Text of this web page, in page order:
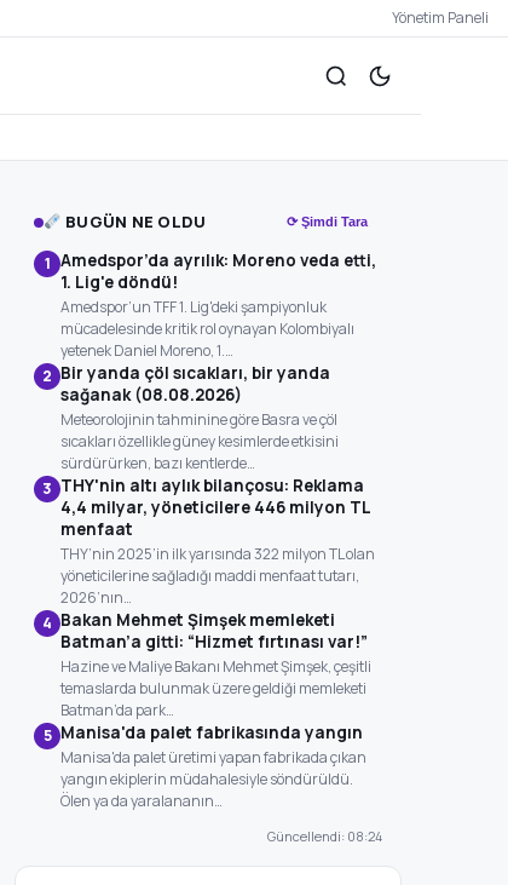
Yönetim Paneli
BUGÜN NE OLDU ⟳ Şimdi Tara
1 Amedspor’da ayrılık: Moreno veda etti,
1. Lig'e döndü!
Amedspor’un TFF 1. Lig'deki şampiyonluk
mücadelesinde kritik rol oynayan Kolombiyalı
yetenek Daniel Moreno, 1.…
2 Bir yanda çöl sıcakları, bir yanda
sağanak (08.08.2026)
Meteorolojinin tahminine göre Basra ve çöl
sıcakları özellikle güney kesimlerde etkisini
sürdürürken, bazı kentlerde…
3 THY'nin altı aylık bilançosu: Reklama
4,4 milyar, yöneticilere 446 milyon TL
menfaat
THY’nin 2025’in ilk yarısında 322 milyon TL olan
yöneticilerine sağladığı maddi menfaat tutarı,
2026’nın…
4 Bakan Mehmet Şimşek memleketi
Batman’a gitti: “Hizmet fırtınası var!”
Hazine ve Maliye Bakanı Mehmet Şimşek, çeşitli
temaslarda bulunmak üzere geldiği memleketi
Batman’da park…
5 Manisa'da palet fabrikasında yangın
Manisa'da palet üretimi yapan fabrikada çıkan
yangın ekiplerin müdahalesiyle söndürüldü.
Ölen ya da yaralananın…
Güncellendi: 08:24